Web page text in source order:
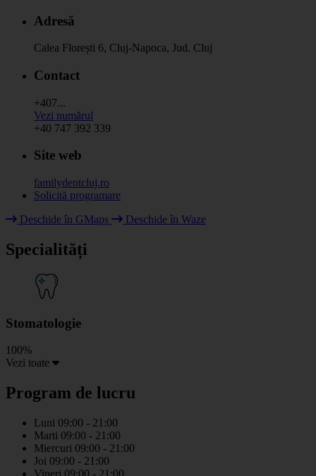
Adresă
Calea Florești 6, Cluj-Napoca, Jud. Cluj
Contact
+407...
Vezi numărul
+40 747 392 339
Site web
familydentcluj.ro
Solicită programare
−
Deschide în GMaps
Deschide în Waze
Specialități
Stomatologie
100%
Vezi toate
Program de lucru
Luni 09:00 - 21:00
Marti 09:00 - 21:00
Miercuri 09:00 - 21:00
Joi 09:00 - 21:00